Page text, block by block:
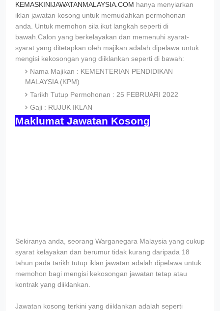
KEMASKINIJAWATANMALAYSIA.COM hanya menyiarkan
iklan jawatan kosong untuk memudahkan permohonan
anda. Untuk memohon sila ikut langkah seperti di
bawah.Calon yang berkelayakan dan memenuhi syarat-
syarat yang ditetapkan oleh majikan adalah dipelawa untuk
mengisi kekosongan yang diiklankan seperti di bawah:
Nama Majikan : KEMENTERIAN PENDIDIKAN
MALAYSIA (KPM)
Tarikh Tutup Permohonan : 25 FEBRUARI 2022
Gaji : RUJUK IKLAN
Maklumat Jawatan Kosong
Sekiranya anda, seorang Warganegara Malaysia yang cukup
syarat kelayakan dan berumur tidak kurang daripada 18
tahun pada tarikh tutup iklan jawatan adalah dipelawa untuk
memohon bagi mengisi kekosongan jawatan tetap atau
kontrak yang diiklankan.
Jawatan kosong terkini yang diiklankan adalah seperti